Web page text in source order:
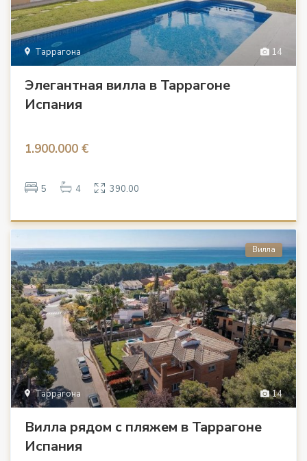
14
Таррагона
Элегантная вилла в Таррагоне
Испания
1.900.000 €
5 4 390.00
14
Таррагона
Вилла
Вилла рядом с пляжем в Таррагоне
Испания